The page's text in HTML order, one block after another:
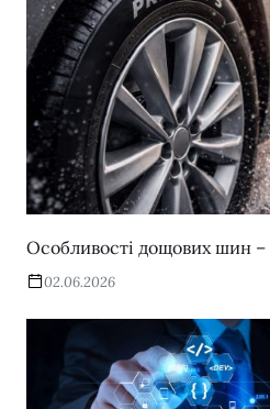
Особливості дощових шин
02.06.2026